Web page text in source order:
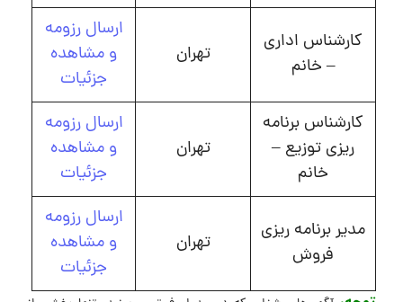
کارشناس اداری
– خانم
تهران
ارسال رزومه
و مشاهده
جزئیات
کارشناس برنامه
ریزی توزیع –
خانم
تهران
ارسال رزومه
و مشاهده
جزئیات
مدیر برنامه ریزی
فروش
تهران
ارسال رزومه
و مشاهده
جزئیات